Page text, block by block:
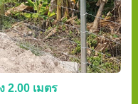
2.00 เมตร